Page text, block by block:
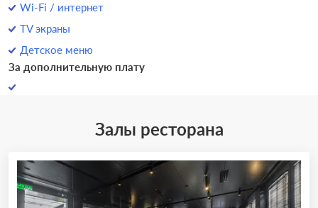
Wi-Fi / интернет
TV экраны
Детское меню
За дополнительную плату
Залы ресторана